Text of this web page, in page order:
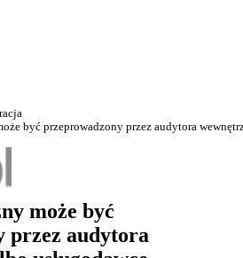
być przeprowadzony przez audytora
może być
przez audytora